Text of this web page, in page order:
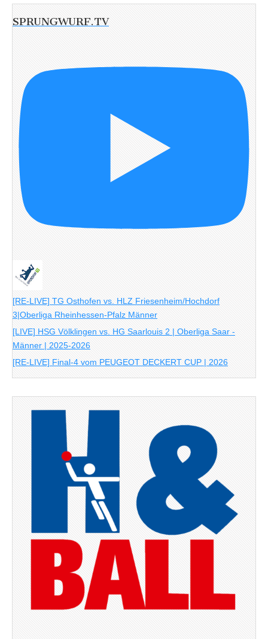
SPRUNGWURF.TV
[RE-LIVE] TG Osthofen vs. HLZ Friesenheim/Hochdorf
3|Oberliga Rheinhessen-Pfalz Männer
[LIVE] HSG Völklingen vs. HG Saarlouis 2 | Oberliga Saar -
Männer | 2025-2026
[RE-LIVE] Final-4 vom PEUGEOT DECKERT CUP | 2026